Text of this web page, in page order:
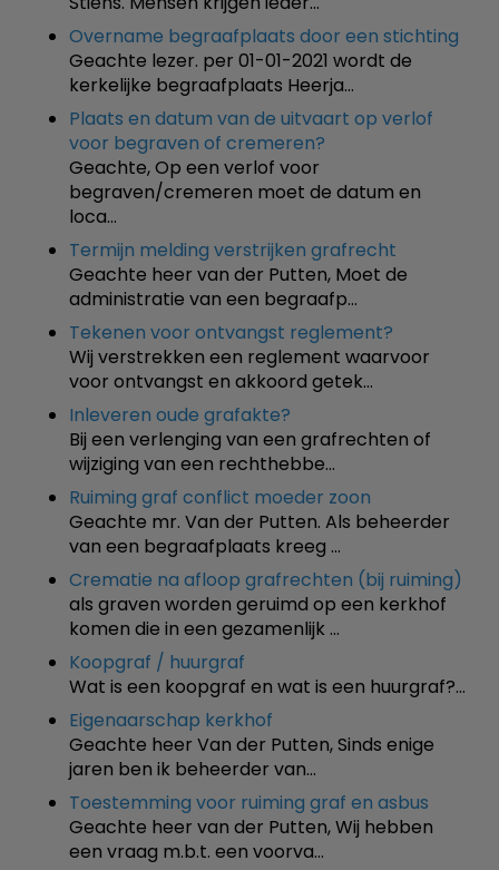
Overname begraafplaats door een stichting
Geachte lezer. per 01-01-2021 wordt de
kerkelijke begraafplaats Heerja…
Plaats en datum van de uitvaart op verlof
voor begraven of cremeren?
Geachte, Op een verlof voor
begraven/cremeren moet de datum en
loca…
Termijn melding verstrijken grafrecht
Geachte heer van der Putten, Moet de
administratie van een begraafp…
Tekenen voor ontvangst reglement?
Wij verstrekken een reglement waarvoor
voor ontvangst en akkoord getek…
Inleveren oude grafakte?
Bij een verlenging van een grafrechten of
wijziging van een rechthebbe…
Ruiming graf conflict moeder zoon
Geachte mr. Van der Putten. Als beheerder
van een begraafplaats kreeg …
Crematie na afloop grafrechten (bij ruiming)
als graven worden geruimd op een kerkhof
komen die in een gezamenlijk …
Koopgraf / huurgraf
Wat is een koopgraf en wat is een huurgraf?…
Eigenaarschap kerkhof
Geachte heer Van der Putten, Sinds enige
jaren ben ik beheerder van…
Toestemming voor ruiming graf en asbus
Geachte heer van der Putten, Wij hebben
een vraag m.b.t. een voorva…